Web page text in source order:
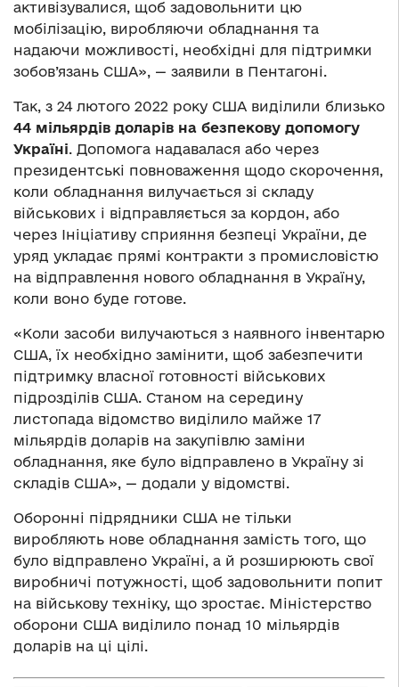
активізувалися, щоб задовольнити цю
мобілізацію, виробляючи обладнання та
надаючи можливості, необхідні для підтримки
зобов’язань США», — заявили в Пентагоні.
Так, з 24 лютого 2022 року США виділили близько
44 мільярдів доларів на безпекову допомогу
Україні. Допомога надавалася або через
президентські повноваження щодо скорочення,
коли обладнання вилучається зі складу
військових і відправляється за кордон, або
через Ініціативу сприяння безпеці України, де
уряд укладає прямі контракти з промисловістю
на відправлення нового обладнання в Україну,
коли воно буде готове.
«Коли засоби вилучаються з наявного інвентарю
США, їх необхідно замінити, щоб забезпечити
підтримку власної готовності військових
підрозділів США. Станом на середину
листопада відомство виділило майже 17
мільярдів доларів на закупівлю заміни
обладнання, яке було відправлено в Україну зі
складів США», — додали у відомстві.
Оборонні підрядники США не тільки
виробляють нове обладнання замість того, що
було відправлено Україні, а й розширюють свої
виробничі потужності, щоб задовольнити попит
на військову техніку, що зростає. Міністерство
оборони США виділило понад 10 мільярдів
доларів на ці цілі.